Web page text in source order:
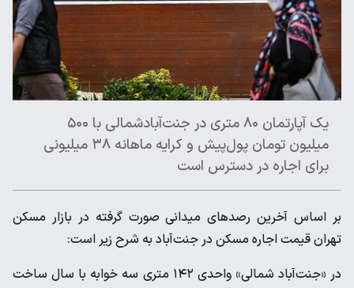
یک آپارتمان ۸۰ متری در جنت‌آبادشمالی با ۵۰۰
میلیون تومان پول‌پیش و کرایه ماهانه ۳۸ میلیونی
برای اجاره در دسترس است
بر اساس آخرین رصدهای میدانی صورت گرفته در بازار مسکن
تهران قیمت اجاره مسکن در جنت‌آباد به شرح زیر است:
در «جنت‌آباد شمالی» واحدی ۱۴۲ متری سه خوابه با سال ساخت